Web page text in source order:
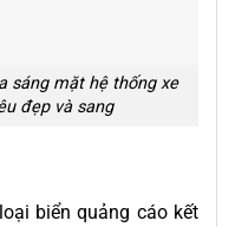
sáng mặt hệ thống xe
đẹp và sang
biển quảng cáo kết